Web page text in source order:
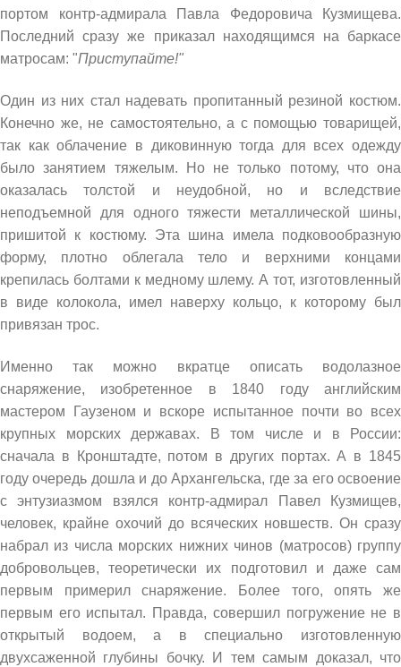
портом контр-адмирала Павла Федоровича Кузмищева.
Последний сразу же приказал находящимся на баркасе
матросам: "Приступайте!"
Один из них стал надевать пропитанный резиной костюм.
Конечно же, не самостоятельно, а с помощью товарищей,
так как облачение в диковинную тогда для всех одежду
было занятием тяжелым. Но не только потому, что она
оказалась толстой и неудобной, но и вследствие
неподъемной для одного тяжести металлической шины,
пришитой к костюму. Эта шина имела подковообразную
форму, плотно облегала тело и верхними концами
крепилась болтами к медному шлему. А тот, изготовленный
в виде колокола, имел наверху кольцо, к которому был
привязан трос.
Именно так можно вкратце описать водолазное
снаряжение, изобретенное в 1840 году английским
мастером Гаузеном и вскоре испытанное почти во всех
крупных морских державах. В том числе и в России:
сначала в Кронштадте, потом в других портах. А в 1845
году очередь дошла и до Архангельска, где за его освоение
с энтузиазмом взялся контр-адмирал Павел Кузмищев,
человек, крайне охочий до всяческих новшеств. Он сразу
набрал из числа морских нижних чинов (матросов) группу
добровольцев, теоретически их подготовил и даже сам
первым примерил снаряжение. Более того, опять же
первым его испытал. Правда, совершил погружение не в
открытый водоем, а в специально изготовленную
двухсаженной глубины бочку. И тем самым доказал, что